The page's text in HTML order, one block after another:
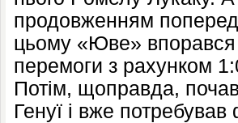
продовженням
цьому «Юве» впорався
перемоги з рахунком
Потім, щоправда,
Генуї і вже